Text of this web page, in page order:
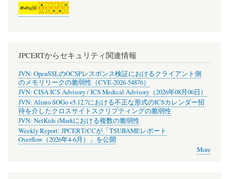
JPCERTからセキュリティ関連情報
JVN: OpenSSLのOCSPレスポンス検証におけるクライアント側
のメモリリークの脆弱性（CVE-2026-54876）
JVN: CISA ICS Advisory / ICS Medical Advisory（2026年08月06日）
JVN: Alinto SOGo v5.12.7における不正な形式のICSカレンダー招
待を介したクロスサイトスクリプティングの脆弱性
JVN: NetKids iMarkにおける複数の脆弱性
Weekly Report: JPCERT/CCが「TSUBAMEレポート
Overflow（2026年4-6月）」を公開
More